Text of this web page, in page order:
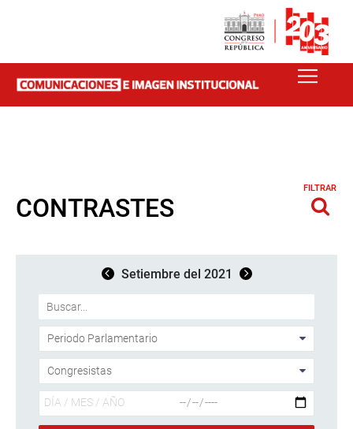
CONTRASTES
FILTRAR
Setiembre del 2021